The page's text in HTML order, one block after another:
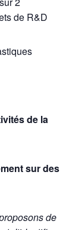
de R&D
de la
sur des
de